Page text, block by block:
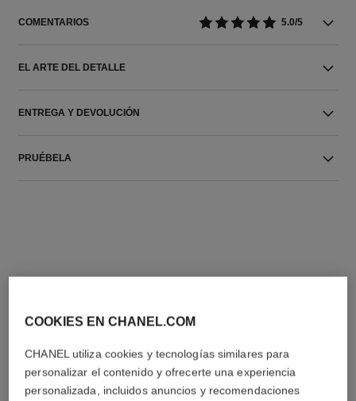
COMENTARIOS 5.0/5
EL ARTE DEL DETALLE
ENTREGA Y DEVOLUCIÓN
PRUÉBELA
COOKIES EN CHANEL.COM
CHANEL utiliza cookies y tecnologías similares para
personalizar el contenido y ofrecerte una experiencia
personalizada, incluidos anuncios y recomendaciones